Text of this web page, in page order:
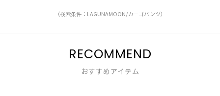
（検索条件：LAGUNAMOON/カーゴパンツ）
RECOMMEND
おすすめアイテム